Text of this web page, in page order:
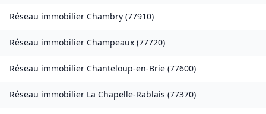
Réseau immobilier Chambry (77910)
Réseau immobilier Champeaux (77720)
Réseau immobilier Chanteloup-en-Brie (77600)
Réseau immobilier La Chapelle-Rablais (77370)